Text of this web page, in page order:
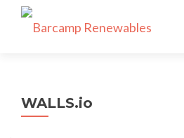
WALLS.io